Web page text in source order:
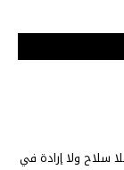
سلاح ولا إرادة في